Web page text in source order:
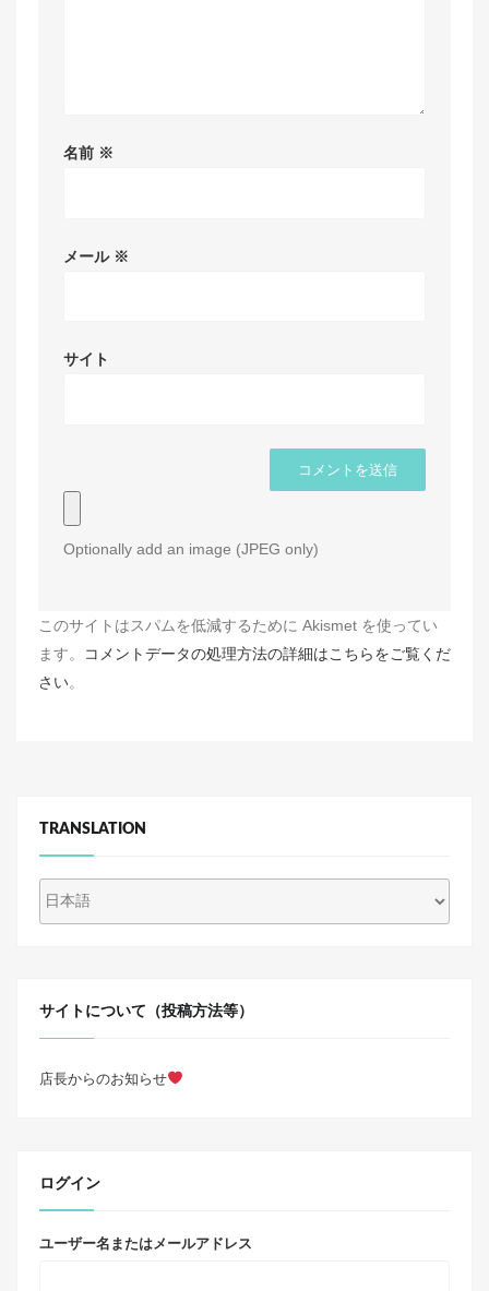
名前 ※
メール ※
サイト
Optionally add an image (JPEG only)
このサイトはスパムを低減するために Akismet を使ってい
ます。
コメントデータの処理方法の詳細はこちらをご覧くだ
さい。
TRANSLATION
サイトについて（投稿方法等）
店長からのお知らせ
ログイン
ユーザー名またはメールアドレス